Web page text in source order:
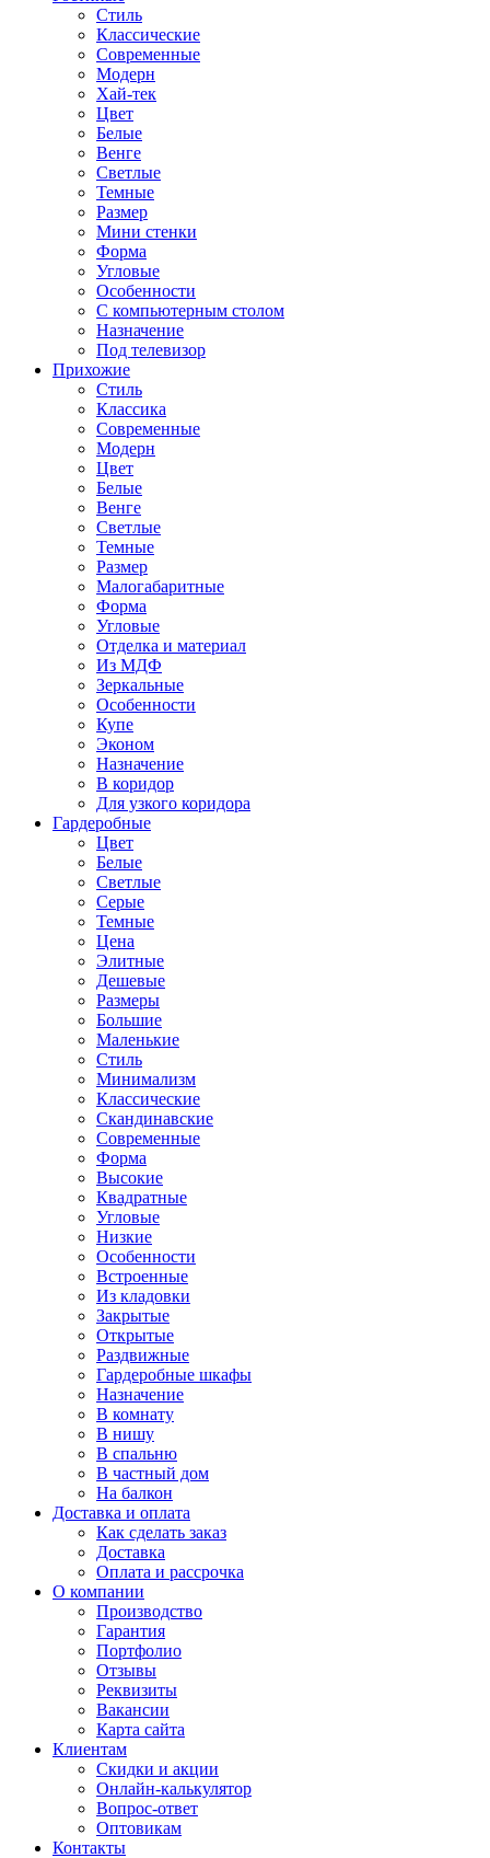
Стиль
Классические
Современные
Модерн
Хай-тек
Цвет
Белые
Венге
Светлые
Темные
Размер
Мини стенки
Форма
Угловые
Особенности
С компьютерным столом
Назначение
Под телевизор
Прихожие
Стиль
Классика
Современные
Модерн
Цвет
Белые
Венге
Светлые
Темные
Размер
Малогабаритные
Форма
Угловые
Отделка и материал
Из МДФ
Зеркальные
Особенности
Купе
Эконом
Назначение
В коридор
Для узкого коридора
Гардеробные
Цвет
Белые
Светлые
Серые
Темные
Цена
Элитные
Дешевые
Размеры
Большие
Маленькие
Стиль
Минимализм
Классические
Скандинавские
Современные
Форма
Высокие
Квадратные
Угловые
Низкие
Особенности
Встроенные
Из кладовки
Закрытые
Открытые
Раздвижные
Гардеробные шкафы
Назначение
В комнату
В нишу
В спальню
В частный дом
На балкон
Доставка и оплата
Как сделать заказ
Доставка
Оплата и рассрочка
О компании
Производство
Гарантия
Портфолио
Отзывы
Реквизиты
Вакансии
Карта сайта
Клиентам
Скидки и акции
Онлайн-калькулятор
Вопрос-ответ
Оптовикам
Контакты